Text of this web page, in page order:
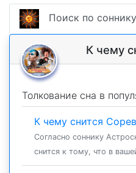
Поиск по соннику
К чему
Толкование сна в
К чему снится
Согласно соннику
снится к тому, что в